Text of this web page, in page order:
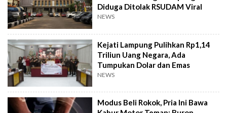
Diduga Ditolak RSUDAM Viral
NEWS
Kejati Lampung Pulihkan Rp1,14
Triliun Uang Negara, Ada
Tumpukan Dolar dan Emas
NEWS
Modus Beli Rokok, Pria Ini Bawa